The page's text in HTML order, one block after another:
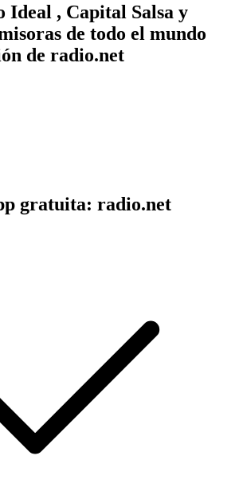
Ideal , Capital Salsa y
de todo el mundo
de radio.net
gratuita: radio.net